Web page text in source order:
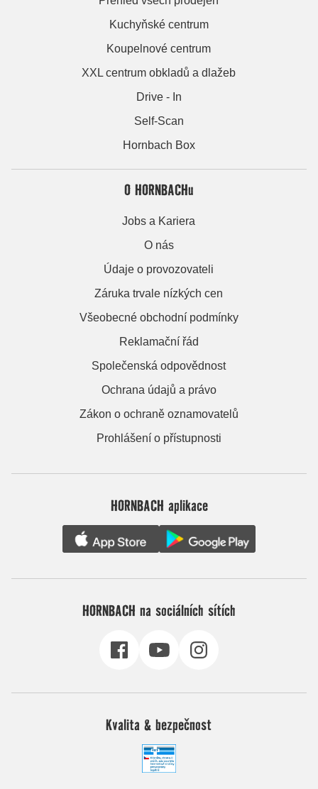
Kuchyňské centrum
Koupelnové centrum
XXL centrum obkladů a dlažeb
Drive - In
Self-Scan
Hornbach Box
O HORNBACHu
Jobs a Kariera
O nás
Údaje o provozovateli
Záruka trvale nízkých cen
Všeobecné obchodní podmínky
Reklamační řád
Společenská odpovědnost
Ochrana údajů a právo
Zákon o ochraně oznamovatelů
Prohlášení o přístupnosti
HORNBACH aplikace
HORNBACH na sociálních sítích
Kvalita & bezpečnost